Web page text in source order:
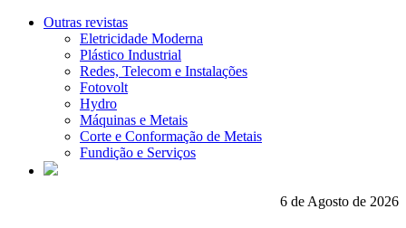
Outras revistas
Eletricidade Moderna
Plástico Industrial
Redes, Telecom e Instalações
Fotovolt
Hydro
Máquinas e Metais
Corte e Conformação de Metais
Fundição e Serviços
6 de Agosto de 2026